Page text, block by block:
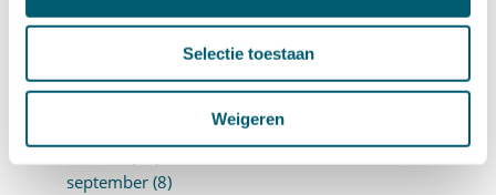
Selectie toestaan
Weigeren
februari (11)
►
2020 (154)
september (8)